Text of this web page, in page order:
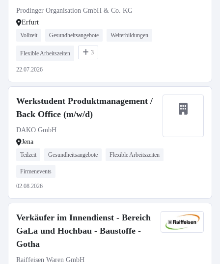
Prodinger Organisation GmbH & Co. KG
Erfurt
Vollzeit Gesundheitsangebote Weiterbildungen
Flexible Arbeitszeiten 3
22.07.2026
Werkstudent Produktmanagement /
Back Office (m/w/d)
DAKO GmbH
Jena
Teilzeit Gesundheitsangebote Flexible Arbeitszeiten
Firmenevents
02.08.2026
Verkäufer im Innendienst - Bereich
GaLa und Hochbau - Baustoffe -
Gotha
Raiffeisen Waren GmbH